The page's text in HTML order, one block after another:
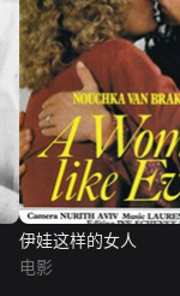
伊娃这样的女人
电影